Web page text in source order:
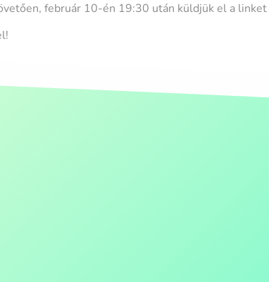
február 10-én 19:30 után küldjük el a linket